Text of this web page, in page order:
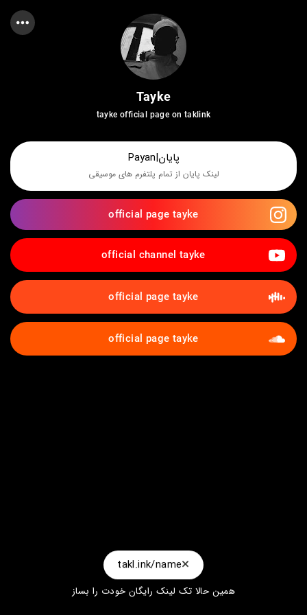
Tayke
tayke official page on taklink
پایان|Payan
لینک پایان از تمام پلتفرم های موسیقی
official page tayke
official channel tayke
official page tayke
official page tayke
takl.ink/name
همین حالا تک لینک رایگان خودت را بساز